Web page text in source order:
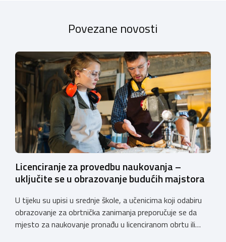
Povezane novosti
Licenciranje za provedbu naukovanja –
uključite se u obrazovanje budućih majstora
U tijeku su upisi u srednje škole, a učenicima koji odabiru
obrazovanje za obrtnička zanimanja preporučuje se da
mjesto za naukovanje pronađu u licenciranom obrtu ili